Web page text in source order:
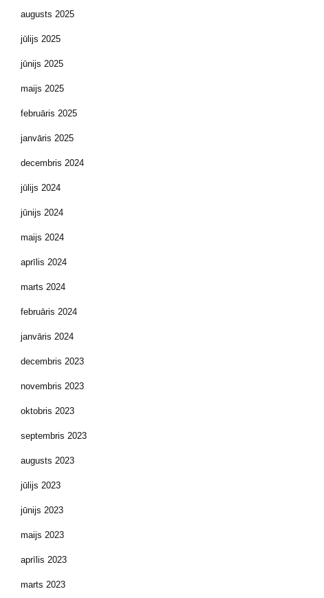
augusts 2025
jūlijs 2025
jūnijs 2025
maijs 2025
februāris 2025
janvāris 2025
decembris 2024
jūlijs 2024
jūnijs 2024
maijs 2024
aprīlis 2024
marts 2024
februāris 2024
janvāris 2024
decembris 2023
novembris 2023
oktobris 2023
septembris 2023
augusts 2023
jūlijs 2023
jūnijs 2023
maijs 2023
aprīlis 2023
marts 2023